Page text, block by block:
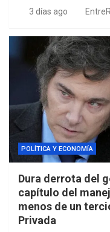
3 días ago
POLÍTICA Y ECONOMÍA
Dura derrota del
capítulo del
menos de un
Privada